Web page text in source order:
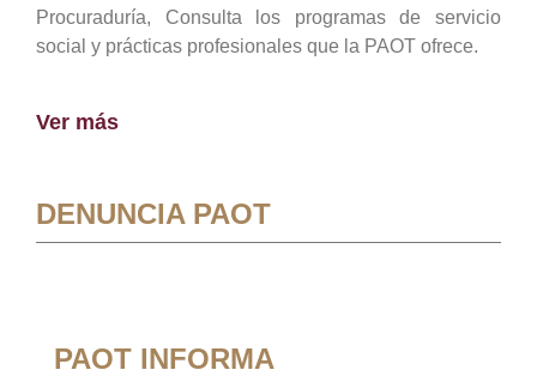
Procuraduría, Consulta los programas de servicio
social y prácticas profesionales que la PAOT ofrece.
Ver más
DENUNCIA PAOT
PAOT INFORMA